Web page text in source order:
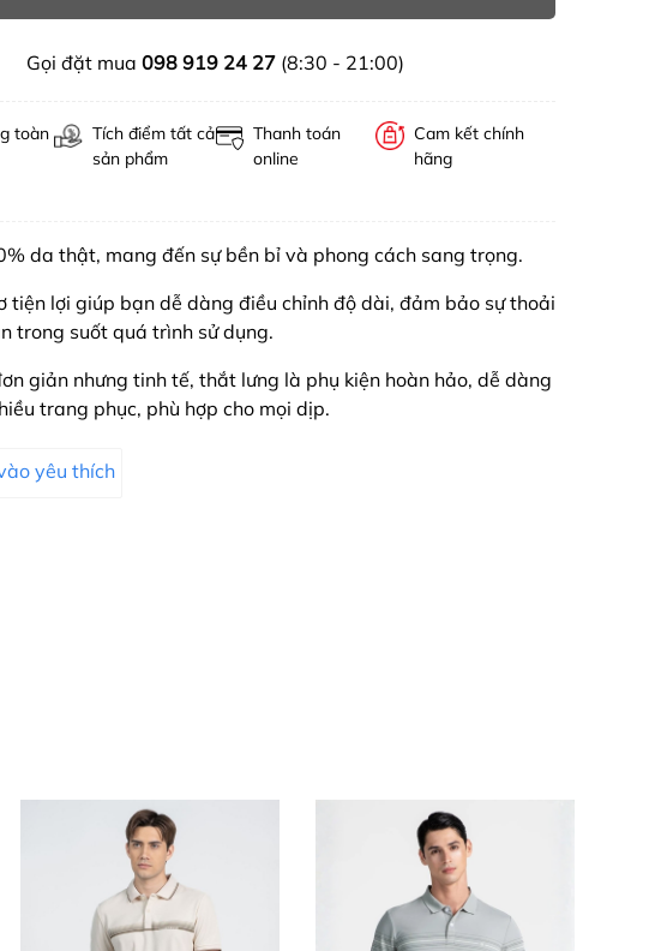
Gọi đặt mua 098 919 24 27(8:30 - 21:00)
toàn
Tích điểm tất cả
sản phẩm
Thanh toán
online
Cam kết chính
hãng
da thật, mang đến sự bền bỉ và phong cách sang trọng.
tiện lợi giúp bạn dễ dàng điều chỉnh độ dài, đảm bảo sự thoải
trong suốt quá trình sử dụng.
giản nhưng tinh tế, thắt lưng là phụ kiện hoàn hảo, dễ dàng
trang phục, phù hợp cho mọi dịp.
yêu thích